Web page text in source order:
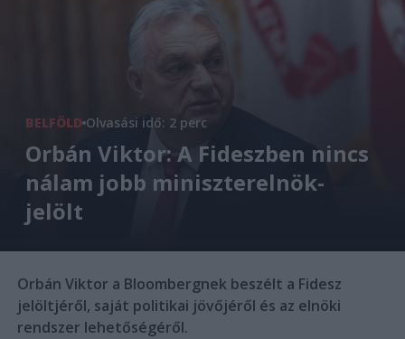
BELFÖLD Olvasási idő: 2 perc
Orbán Viktor: A Fideszben nincs
nálam jobb miniszterelnök-
jelölt
Orbán Viktor a Bloombergnek beszélt a Fidesz
jelöltjéről, saját politikai jövőjéről és az elnöki
rendszer lehetőségéről.